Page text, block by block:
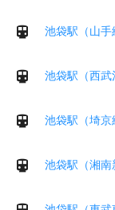
池袋駅（山手
池袋駅（西武
池袋駅（埼京
池袋駅（湘南